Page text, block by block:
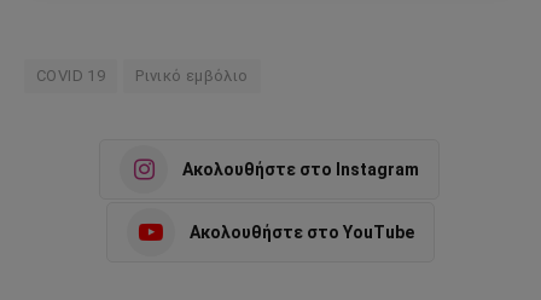
COVID 19 Ρινικό εμβόλιο
Ακολουθήστε στο Instagram
Ακολουθήστε στο YouTube